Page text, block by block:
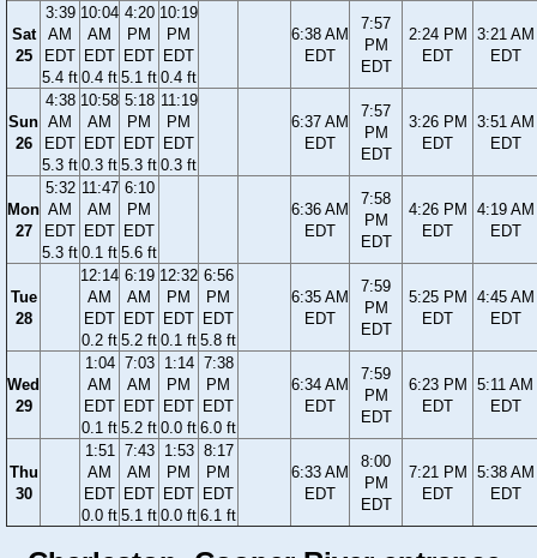
Sat
25
3:39
AM
EDT
5.4 ft
10:04
AM
EDT
0.4 ft
4:20
PM
EDT
5.1 ft
10:19
PM
EDT
0.4 ft
6:38 AM
EDT
7:57
PM
EDT
2:24 PM
EDT
3:21 AM
EDT
Sun
26
4:38
AM
EDT
5.3 ft
10:58
AM
EDT
0.3 ft
5:18
PM
EDT
5.3 ft
11:19
PM
EDT
0.3 ft
6:37 AM
EDT
7:57
PM
EDT
3:26 PM
EDT
3:51 AM
EDT
Mon
27
5:32
AM
EDT
5.3 ft
11:47
AM
EDT
0.1 ft
6:10
PM
EDT
5.6 ft
6:36 AM
EDT
7:58
PM
EDT
4:26 PM
EDT
4:19 AM
EDT
Tue
28
12:14
AM
EDT
0.2 ft
6:19
AM
EDT
5.2 ft
12:32
PM
EDT
0.1 ft
6:56
PM
EDT
5.8 ft
6:35 AM
EDT
7:59
PM
EDT
5:25 PM
EDT
4:45 AM
EDT
Wed
29
1:04
AM
EDT
0.1 ft
7:03
AM
EDT
5.2 ft
1:14
PM
EDT
0.0 ft
7:38
PM
EDT
6.0 ft
6:34 AM
EDT
7:59
PM
EDT
6:23 PM
EDT
5:11 AM
EDT
Thu
30
1:51
AM
EDT
0.0 ft
7:43
AM
EDT
5.1 ft
1:53
PM
EDT
0.0 ft
8:17
PM
EDT
6.1 ft
6:33 AM
EDT
8:00
PM
EDT
7:21 PM
EDT
5:38 AM
EDT